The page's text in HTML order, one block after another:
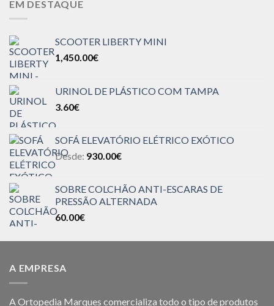
EM DESTAQUE
SCOOTER LIBERTY MINI
1,450.00€
URINOL DE PLÁSTICO COM TAMPA
3.60€
SOFÁ ELEVATÓRIO ELÉTRICO EXÓTICO
Desde: 930.00€
SOBRE COLCHÃO ANTI-ESCARAS DE
PRESSÃO ALTERNADA
60.00€
A EMPRESA
A Ortopedia Marques comercializa todo o tipo de produtos